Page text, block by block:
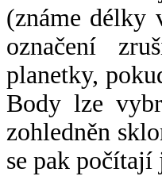
(známe délky
označení
planetky,
Body lze
zohledněn
se pak